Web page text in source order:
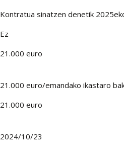
Kontratua sinatzen denetik
Ez
21.000 euro
21.000 euro/emandako ikastaro
21.000 euro
2024/10/23